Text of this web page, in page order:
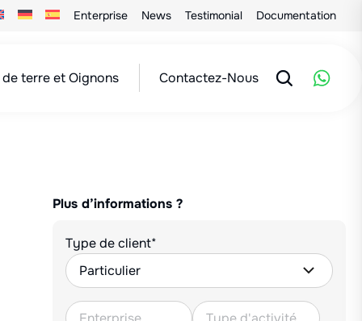
Enterprise News Testimonial Documentation
de terre et Oignons Contactez-Nous
Plus d’informations ?
Type de client*